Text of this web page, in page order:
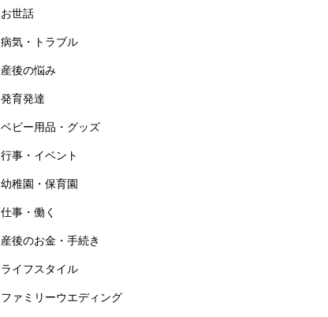
お世話
病気・トラブル
産後の悩み
発育発達
ベビー用品・グッズ
行事・イベント
幼稚園・保育園
仕事・働く
産後のお金・手続き
ライフスタイル
ファミリーウエディング